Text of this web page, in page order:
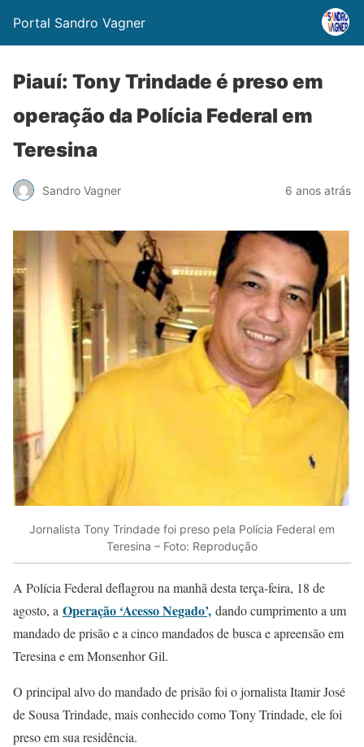
Portal Sandro Vagner
Piauí: Tony Trindade é preso em
operação da Polícia Federal em
Teresina
Sandro Vagner 6 anos atrás
Jornalista Tony Trindade foi preso pela Polícia Federal em
Teresina – Foto: Reprodução
A Polícia Federal deflagrou na manhã desta terça-feira, 18 de
agosto, a Operação ‘Acesso Negado’, dando cumprimento a um
mandado de prisão e a cinco mandados de busca e apreensão em
Teresina e em Monsenhor Gil.
O principal alvo do mandado de prisão foi o jornalista Itamir José
de Sousa Trindade, mais conhecido como Tony Trindade, ele foi
preso em sua residência.